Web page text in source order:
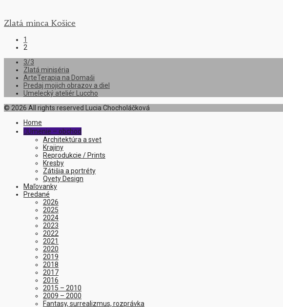
Zlatá minca Košice
1
2
3/3
Zlatá miniséria
ArteTerapia na Domaši
Predaj mojich obrazov a diel
Umelecký ateliér Luccho
© 2026 All rights reserved Lucia Chocholáčková
Home
 Umenie – obchod
Architektúra a svet
Krajiny
Reprodukcie / Prints
Kresby
Zátišia a portréty
Qvety Design
Maľovanky
Predané
2026
2025
2024
2023
2022
2021
2020
2019
2018
2017
2016
2015 – 2010
2009 – 2000
Fantasy, surrealizmus, rozprávka